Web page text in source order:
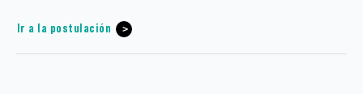
Ir a la postulación